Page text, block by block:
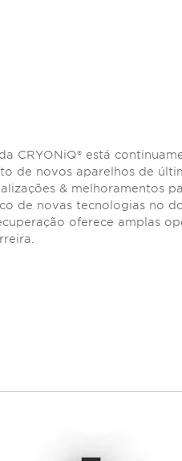
CRYONiQ® está
de novos aparelhos de
& melhoramentos
de novas tecnologias no
oferece amplas